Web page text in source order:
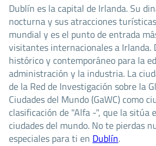
Dublín es la capital de Irlanda. Su
nocturna y sus atracciones
mundial y es el punto de entrada
visitantes internacionales a Irlanda.
histórico y contemporáneo para la
administración y la industria. La
de la Red de Investigación sobre la
Ciudades del Mundo (GaWC) como
clasificación de "Alfa -", que la
ciudades del mundo. No te pierdas
especiales para ti en Dublín.